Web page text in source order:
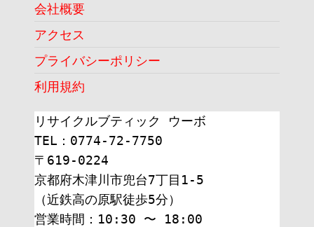
会社概要
アクセス
プライバシーポリシー
利用規約
リサイクルブティック ウーボ
TEL：0774-72-7750
〒619-0224
京都府木津川市兜台7丁目1-5
（近鉄高の原駅徒歩5分）
営業時間：10:30 〜 18:00